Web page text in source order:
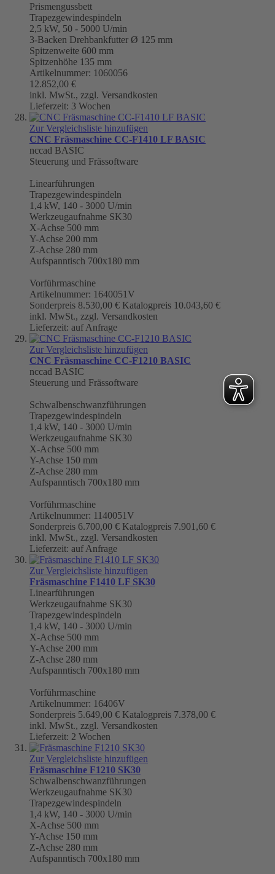
Prismengussbett
Trapezgewindespindeln
2,5 kW, 50 - 5000 U/min
3-Backen Drehbankfutter Ø 125 mm
Spitzenweite 600 mm
Spitzenhöhe 135 mm
Artikelnummer: 1060056
12.852,00 €
inkl. MwSt., zzgl. Versandkosten
Lieferzeit: 3 Wochen
Zur Vergleichsliste hinzufügen
CNC Fräsmaschine CC-F1410 LF BASIC
nccad BASIC
Steuerung und Frässoftware
Linearführungen
Trapezgewindespindeln
1,4 kW, 140 - 3000 U/min
Werkzeugaufnahme SK30
X-Achse 500 mm
Y-Achse 200 mm
Z-Achse 280 mm
Aufspanntisch 700x180 mm
Vorführmaschine
Artikelnummer: 1640051V
Sonderpreis 8.530,00 € Katalogpreis 10.043,60 €
inkl. MwSt., zzgl. Versandkosten
Lieferzeit: auf Anfrage
Zur Vergleichsliste hinzufügen
CNC Fräsmaschine CC-F1210 BASIC
nccad BASIC
Steuerung und Frässoftware
Schwalbenschwanzführungen
Trapezgewindespindeln
1,4 kW, 140 - 3000 U/min
Werkzeugaufnahme SK30
X-Achse 500 mm
Y-Achse 150 mm
Z-Achse 280 mm
Aufspanntisch 700x180 mm
Vorführmaschine
Artikelnummer: 1140051V
Sonderpreis 6.700,00 € Katalogpreis 7.901,60 €
inkl. MwSt., zzgl. Versandkosten
Lieferzeit: auf Anfrage
Zur Vergleichsliste hinzufügen
Fräsmaschine F1410 LF SK30
Linearführungen
Werkzeugaufnahme SK30
Trapezgewindespindeln
1,4 kW, 140 - 3000 U/min
X-Achse 500 mm
Y-Achse 200 mm
Z-Achse 280 mm
Aufspanntisch 700x180 mm
Vorführmaschine
Artikelnummer: 16406V
Sonderpreis 5.649,00 € Katalogpreis 7.378,00 €
inkl. MwSt., zzgl. Versandkosten
Lieferzeit: 2 Wochen
Zur Vergleichsliste hinzufügen
Fräsmaschine F1210 SK30
Schwalbenschwanzführungen
Werkzeugaufnahme SK30
Trapezgewindespindeln
1,4 kW, 140 - 3000 U/min
X-Achse 500 mm
Y-Achse 150 mm
Z-Achse 280 mm
Aufspanntisch 700x180 mm